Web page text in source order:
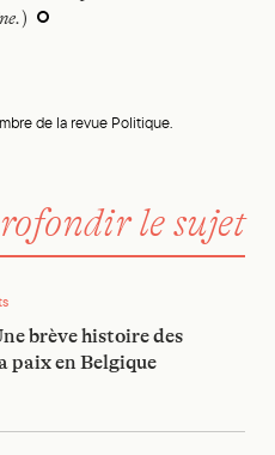
de la revue Politique.
)
le sujet
brève histoire des
paix en Belgique